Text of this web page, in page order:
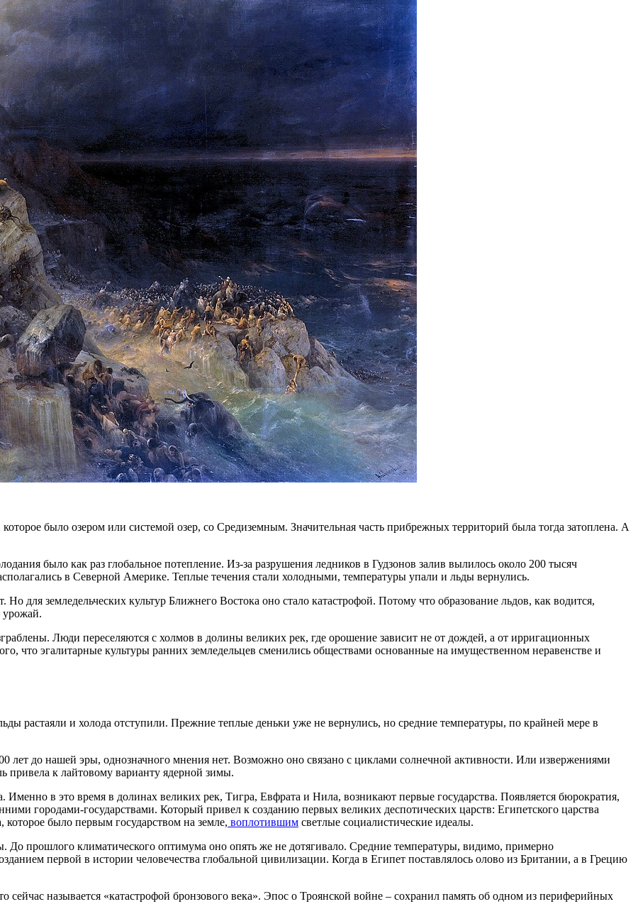
было озером или системой озер, со Средиземным. Значительная часть прибрежных территорий была тогда затоплена. А
было как раз глобальное потепление. Из-за разрушения ледников в Гудзонов залив вылилось около 200 тысяч
в Северной Америке. Теплые течения стали холодными, температуры упали и льды вернулись.
для земледельческих культур Ближнего Востока оно стало катастрофой. Потому что образование льдов, как водится,
урожай.
Люди переселяются с холмов в долины великих рек, где орошение зависит не от дождей, а от ирригационных
что эгалитарные культуры ранних земледельцев сменились обществами основанные на имущественном неравенстве и
растаяли и холода отступили. Прежние теплые деньки уже не вернулись, но средние температуры, по крайней мере в
лет до нашей эры, однозначного мнения нет. Возможно оно связано с циклами солнечной активности. Или извержениями
привела к лайтовому варианту ядерной зимы.
Именно в это время в долинах великих рек, Тигра, Евфрата и Нила, возникают первые государства. Появляется бюрократия,
городами-государствами. Который привел к созданию первых великих деспотических царств: Египетского царства
было первым государством на земле, воплотившим светлые социалистические идеалы.
До прошлого климатического оптимума оно опять же не дотягивало. Средние температуры, видимо, примерно
первой в истории человечества глобальной цивилизации. Когда в Египет поставлялось олово из Британии, а в Грецию
сейчас называется «катастрофой бронзового века». Эпос о Троянской войне – сохранил память об одном из периферийных